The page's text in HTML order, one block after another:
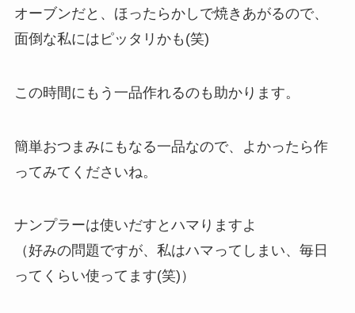
オーブンだと、ほったらかしで焼きあがるので、
面倒な私にはピッタリかも(笑)
この時間にもう一品作れるのも助かります。
簡単おつまみにもなる一品なので、よかったら作
ってみてくださいね。
ナンプラーは使いだすとハマりますよ
（好みの問題ですが、私はハマってしまい、毎日
ってくらい使ってます(笑)）